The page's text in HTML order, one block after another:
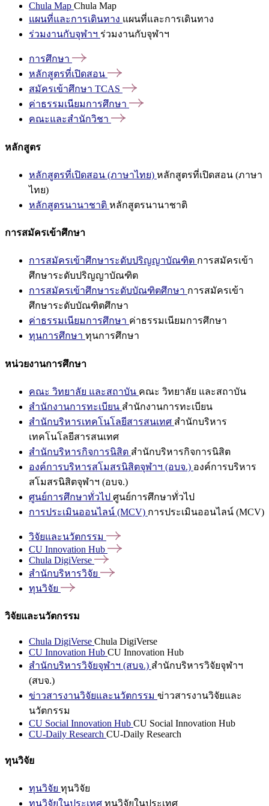
Chula Map Chula Map
แผนที่และการเดินทาง แผนที่และการเดินทาง
ร่วมงานกับจุฬาฯ ร่วมงานกับจุฬาฯ
การศึกษา
หลักสูตรที่เปิดสอน
สมัครเข้าศึกษา TCAS
ค่าธรรมเนียมการศึกษา
คณะและสำนักวิชา
หลักสูตร
หลักสูตรที่เปิดสอน (ภาษาไทย) หลักสูตรที่เปิดสอน (ภาษา
ไทย)
หลักสูตรนานาชาติ หลักสูตรนานาชาติ
การสมัครเข้าศึกษา
การสมัครเข้าศึกษาระดับปริญญาบัณฑิต การสมัครเข้า
ศึกษาระดับปริญญาบัณฑิต
การสมัครเข้าศึกษาระดับบัณฑิตศึกษา การสมัครเข้า
ศึกษาระดับบัณฑิตศึกษา
ค่าธรรมเนียมการศึกษา ค่าธรรมเนียมการศึกษา
ทุนการศึกษา ทุนการศึกษา
หน่วยงานการศึกษา
คณะ วิทยาลัย และสถาบัน คณะ วิทยาลัย และสถาบัน
สำนักงานการทะเบียน สำนักงานการทะเบียน
สำนักบริหารเทคโนโลยีสารสนเทศ สำนักบริหาร
เทคโนโลยีสารสนเทศ
สำนักบริหารกิจการนิสิต สำนักบริหารกิจการนิสิต
องค์การบริหารสโมสรนิสิตจุฬาฯ (อบจ.) องค์การบริหาร
สโมสรนิสิตจุฬาฯ (อบจ.)
ศูนย์การศึกษาทั่วไป ศูนย์การศึกษาทั่วไป
การประเมินออนไลน์ (MCV) การประเมินออนไลน์ (MCV)
วิจัยและนวัตกรรม
CU Innovation Hub
Chula DigiVerse
สำนักบริหารวิจัย
ทุนวิจัย
วิจัยและนวัตกรรม
Chula DigiVerse Chula DigiVerse
CU Innovation Hub CU Innovation Hub
สำนักบริหารวิจัยจุฬาฯ (สบจ.) สำนักบริหารวิจัยจุฬาฯ
(สบจ.)
ข่าวสารงานวิจัยและนวัตกรรม ข่าวสารงานวิจัยและ
นวัตกรรม
CU Social Innovation Hub CU Social Innovation Hub
CU-Daily Research CU-Daily Research
ทุนวิจัย
ทุนวิจัย ทุนวิจัย
ทุนวิจัยในประเทศ ทุนวิจัยในประเทศ